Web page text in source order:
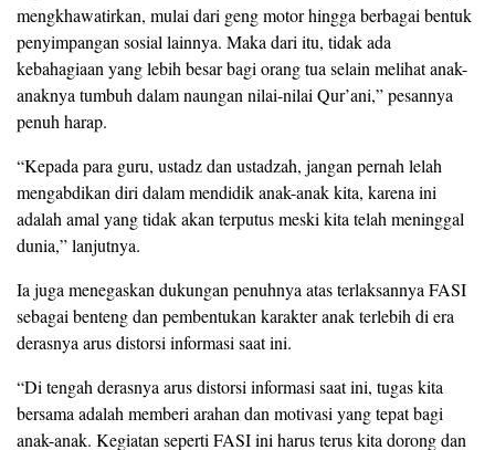
mengkhawatirkan, mulai dari geng motor hingga berbagai bentuk
penyimpangan sosial lainnya. Maka dari itu, tidak ada
kebahagiaan yang lebih besar bagi orang tua selain melihat anak-
anaknya tumbuh dalam naungan nilai-nilai Qur’ani,” pesannya
penuh harap.
“Kepada para guru, ustadz dan ustadzah, jangan pernah lelah
mengabdikan diri dalam mendidik anak-anak kita, karena ini
adalah amal yang tidak akan terputus meski kita telah meninggal
dunia,” lanjutnya.
Ia juga menegaskan dukungan penuhnya atas terlaksannya FASI
sebagai benteng dan pembentukan karakter anak terlebih di era
derasnya arus distorsi informasi saat ini.
“Di tengah derasnya arus distorsi informasi saat ini, tugas kita
bersama adalah memberi arahan dan motivasi yang tepat bagi
anak-anak. Kegiatan seperti FASI ini harus terus kita dorong dan